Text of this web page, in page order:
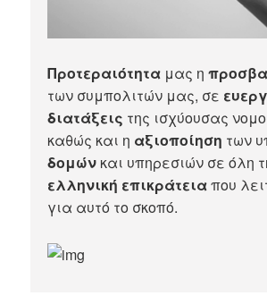
Προτεραιότητα μας η
των συμπολιτών μας, σε
διατάξεις της ισχύουσας
καθώς και η αξιοποίηση των
δομών και υπηρεσιών σε όλη
ελληνική επικράτειαπου
για αυτό το σκοπό.​